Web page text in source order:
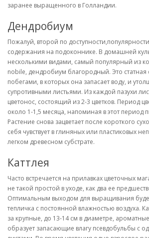
заранее выращенного в Голландии.
Дендробиум
Пожалуй, второй по
содержания на подоконнике. В домашней
несколькими видами, самый популярный из
nobile, дендробиум благородный. Это статная
побегами, в которых она запасает воду, и
супротивными листьями. Из каждой пазухи
цветонос, состоящий из 2-3 цветков. Период
около 1-1,5 месяца, напоминая в этот период
Растение снова зацветает после короткого
себя чувствует в глиняных или пластиковых
легком древесном субстрате.
Каттлея
Часто встречается на прилавках цветочных
не такой простой в уходе, как два ее
Оптимальным выходом для выращивания
тепличка с постоянной влажностью воздуха.
за крупные, до 13-14 см в диаметре,
образует запасающие влагу псевдобульбы с